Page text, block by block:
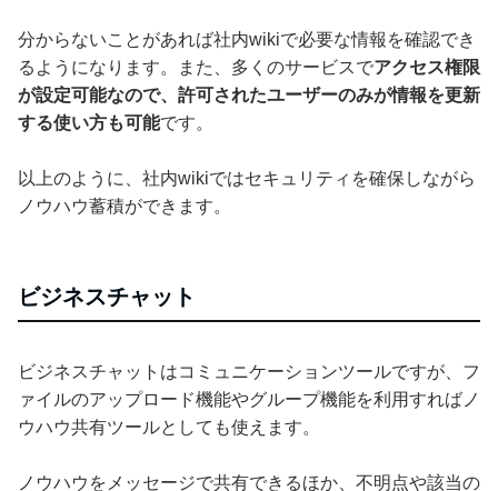
分からないことがあれば社内wikiで必要な情報を確認でき
るようになります。また、多くのサービスでアクセス権限
が設定可能なので、許可されたユーザーのみが情報を更新
する使い方も可能です。
以上のように、社内wikiではセキュリティを確保しながら
ノウハウ蓄積ができます。
ビジネスチャット
ビジネスチャットはコミュニケーションツールですが、フ
ァイルのアップロード機能やグループ機能を利用すればノ
ウハウ共有ツールとしても使えます。
ノウハウをメッセージで共有できるほか、不明点や該当の